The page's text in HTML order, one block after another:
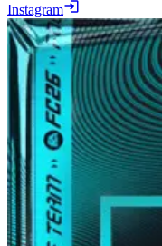
Instagram